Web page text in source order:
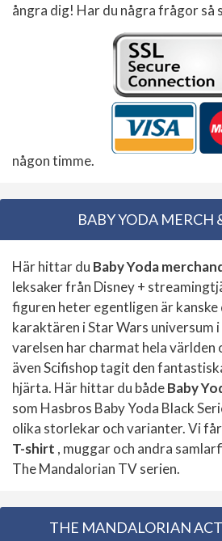
ångra dig! Har du några frågor så
någon timme.
BABY YODA MERCH
Här hittar du Baby Yoda
leksaker från Disney +
figuren heter egentligen är
karaktären i Star Wars universum i
varelsen har charmat hela världen
även Scifishop tagit den
hjärta. Här hittar du bådeBaby
som Hasbros Baby Yoda Black
olika storlekar och varianter. Vi får
T-shirt , muggar och andra
The Mandalorian TV serien.
THE MANDALORIAN